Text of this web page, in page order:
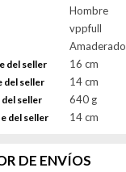
Hombre
vppfull
Amaderado
del seller 16 cm
del seller 14 cm
del seller 640 g
del seller 14 cm
DE ENVÍOS